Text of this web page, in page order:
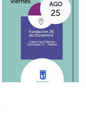
AGO
25